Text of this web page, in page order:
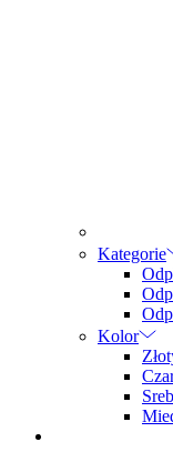
Kategorie
Kolor